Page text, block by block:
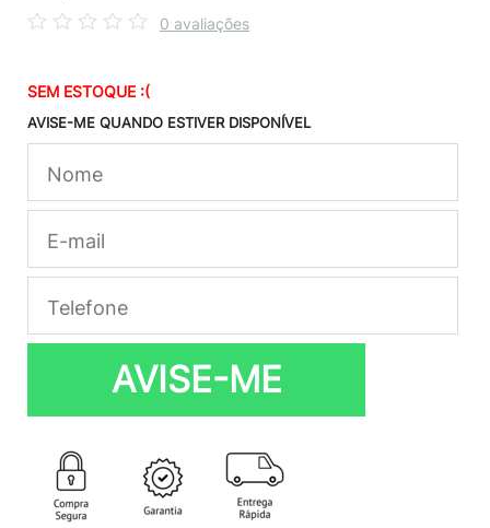
0 avaliações
SEM ESTOQUE :(
AVISE-ME QUANDO ESTIVER DISPONÍVEL
AVISE-ME